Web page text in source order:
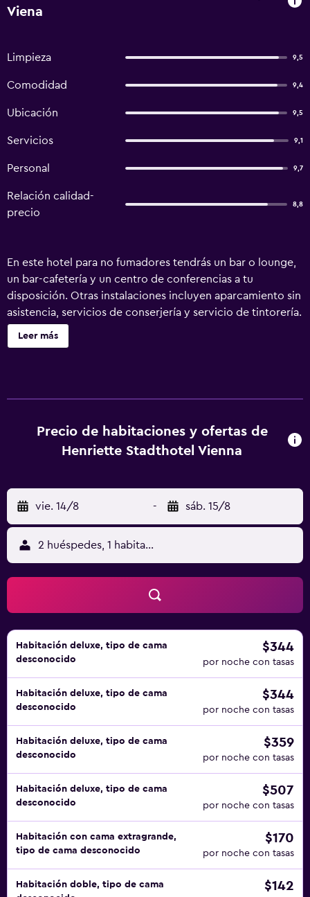
Viena
Limpieza 9,5
Comodidad 9,4
Ubicación 9,5
Servicios 9,1
Personal 9,7
Relación calidad-
precio
8,8
En este hotel para no fumadores tendrás un bar o lounge,
un bar-cafetería y un centro de conferencias a tu
disposición. Otras instalaciones incluyen aparcamiento sin
asistencia, servicios de conserjería y servicio de tintorería.
Henriette Stadthotel Vienna ofrece 73 alojamientos con
minibar y caja fuerte (cabe un portátil). Cada alojamiento
el tipo de almohada. Se ofrece una televisión LCD de 32
pulgadas con canales por satélite. Se ofrece frigorífico y
secador de pelo. Este hotel en Viena ofrece acceso a
Internet wifi gratis con una velocidad de 250 Mbps o más
(de 3 a 5 personas, o hasta 10 dispositivos). Los servicios
para las personas de negocios incluyen escritorio y
teléfono. Las habitaciones también incluyen tabla de
planchar con plancha y cortinas opacas. Se ofrece servicio
de limpieza todos los días y es posible solicitar juegos de
cama hipoalergénicos. Se pueden practicar las actividades
de ocio y esparcimiento que se indican más abajo en las
instalaciones o cerca del alojamiento (es posible que se
aplique un recargo).
Leer más
Precio de habitaciones y ofertas de
Henriette Stadthotel Vienna
vie. 14/8 - sáb. 15/8
2 huéspedes, 1 habitación
Habitación deluxe, tipo de cama
desconocido
$344
por noche con tasas
Habitación deluxe, tipo de cama
desconocido
$344
por noche con tasas
Habitación deluxe, tipo de cama
desconocido
$359
por noche con tasas
Habitación deluxe, tipo de cama
desconocido
$507
por noche con tasas
Habitación con cama extragrande,
tipo de cama desconocido
$170
por noche con tasas
Habitación doble, tipo de cama
$142